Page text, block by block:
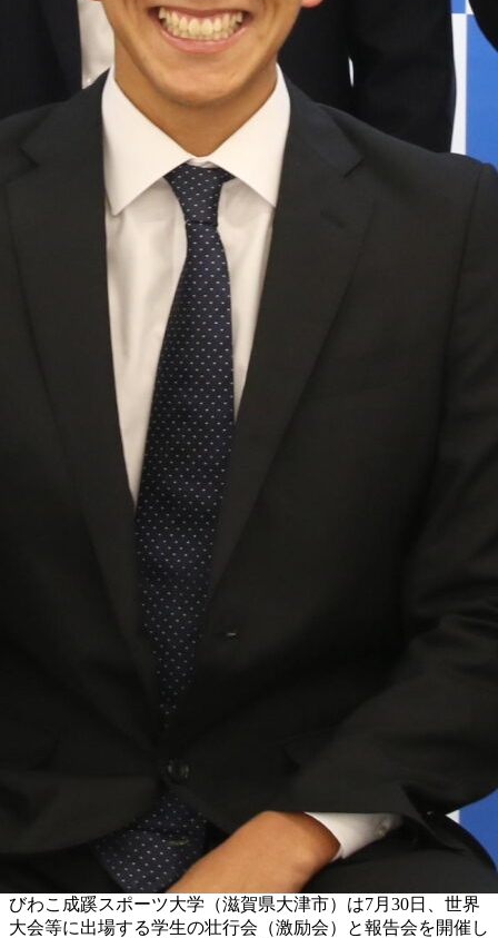
びわこ成蹊スポーツ大学（滋賀県大津市）は7月30日、世界
大会等に出場する学生の壮行会（激励会）と報告会を開催し